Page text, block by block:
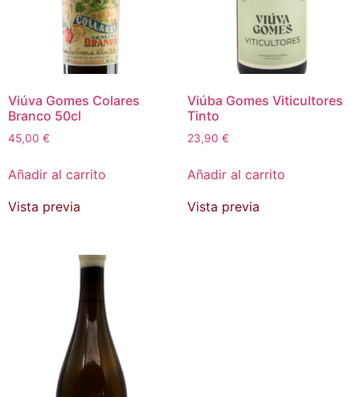
Viúva Gomes Colares
Branco 50cl
45,00 €
Añadir al carrito
Vista previa
Viúba Gomes Viticultores
Tinto
23,90 €
Añadir al carrito
Vista previa